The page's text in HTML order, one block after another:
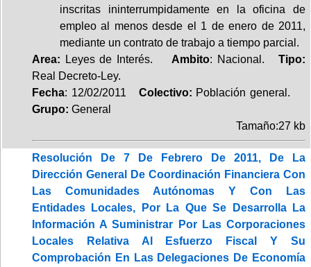
inscritas ininterrumpidamente en la oficina de
empleo al menos desde el 1 de enero de 2011,
mediante un contrato de trabajo a tiempo parcial.
Area: Leyes de Interés. Ambito: Nacional.Tipo:
Real Decreto-Ley.
Fecha: 12/02/2011 Colectivo: Población general.
Grupo: General
Tamaño:27 kb
Resolución De 7 De Febrero De 2011, De La
Dirección General De Coordinación Financiera Con
Las Comunidades Autónomas Y Con Las
Entidades Locales, Por La Que Se Desarrolla La
Información A Suministrar Por Las Corporaciones
Locales Relativa Al Esfuerzo Fiscal Y Su
Comprobación En Las Delegaciones De Economía